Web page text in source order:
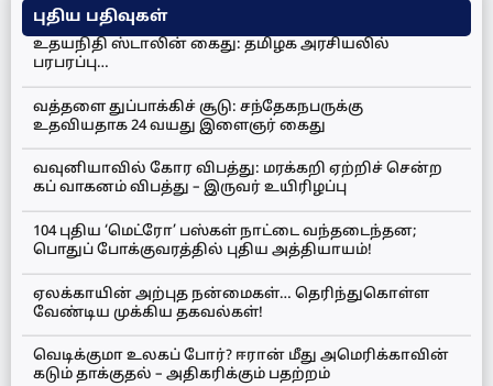
புதிய பதிவுகள்
உதயநிதி ஸ்டாலின் கைது: தமிழக அரசியலில்
பரபரப்பு…
வத்தளை துப்பாக்கிச் சூடு: சந்தேகநபருக்கு
உதவியதாக 24 வயது இளைஞர் கைது
வவுனியாவில் கோர விபத்து: மரக்கறி ஏற்றிச் சென்ற
கப் வாகனம் விபத்து – இருவர் உயிரிழப்பு
104 புதிய ‘மெட்ரோ’ பஸ்கள் நாட்டை வந்தடைந்தன;
பொதுப் போக்குவரத்தில் புதிய அத்தியாயம்!
ஏலக்காயின் அற்புத நன்மைகள்… தெரிந்துகொள்ள
வேண்டிய முக்கிய தகவல்கள்!
வெடிக்குமா உலகப் போர்? ஈரான் மீது அமெரிக்காவின்
கடும் தாக்குதல் – அதிகரிக்கும் பதற்றம்